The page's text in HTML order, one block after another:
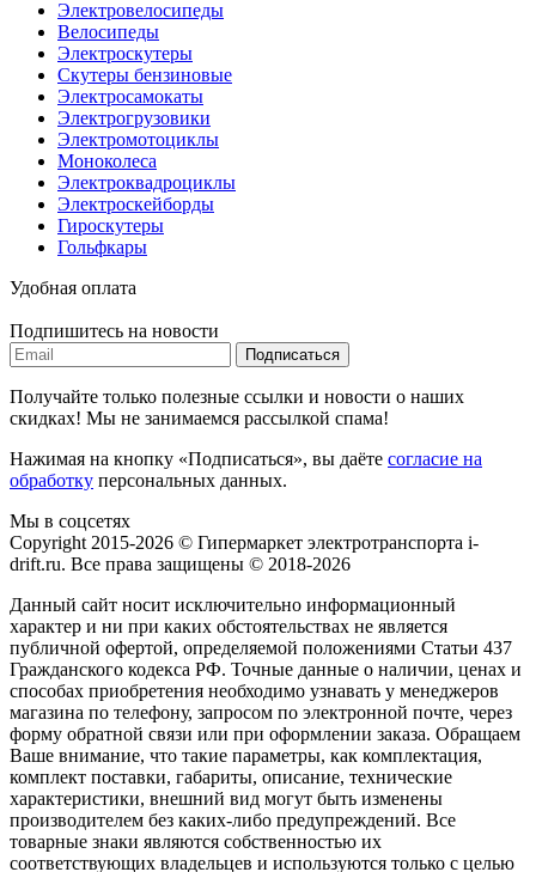
Электровелосипеды
Велосипеды
Электроскутеры
Скутеры бензиновые
Электросамокаты
Электрогрузовики
Электромотоциклы
Моноколеса
Электроквадроциклы
Электроскейборды
Гироскутеры
Гольфкары
Удобная оплата
Подпишитесь на новости
Подписаться
Получайте только полезные ссылки и новости о наших
скидках! Мы не занимаемся рассылкой спама!
Нажимая на кнопку «Подписаться», вы даёте согласие на
обработку персональных данных.
Мы в соцсетях
Copyright 2015-2026 © Гипермаркет электротранспорта i-
drift.ru. Все права защищены © 2018-2026
Данный сайт носит исключительно информационный
характер и ни при каких обстоятельствах не является
публичной офертой, определяемой положениями Статьи 437
Гражданского кодекса РФ. Точные данные о наличии, ценах и
способах приобретения необходимо узнавать у менеджеров
магазина по телефону, запросом по электронной почте, через
форму обратной связи или при оформлении заказа. Обращаем
Ваше внимание, что такие параметры, как комплектация,
комплект поставки, габариты, описание, технические
характеристики, внешний вид могут быть изменены
производителем без каких-либо предупреждений. Все
товарные знаки являются собственностью их
соответствующих владельцев и используются только с целью